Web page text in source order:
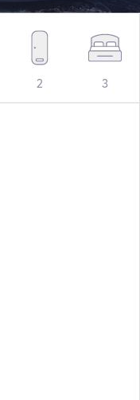
2 3